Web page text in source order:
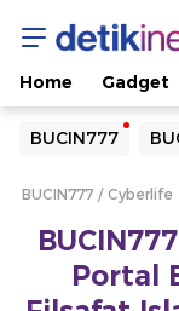
Home Gadget
BUCIN777
Yang sedang
Loading...
Loading...
BUCIN777 Cyberlife
Portal